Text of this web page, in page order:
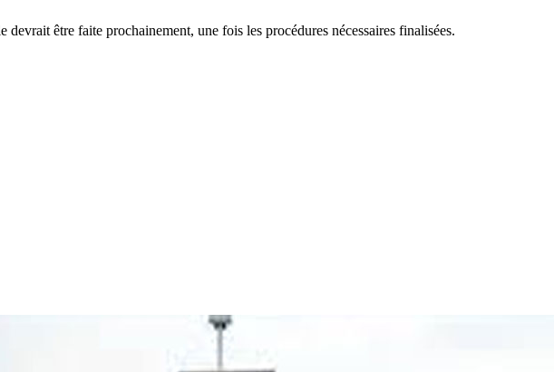
devrait être faite prochainement, une fois les procédures nécessaires finalisées.